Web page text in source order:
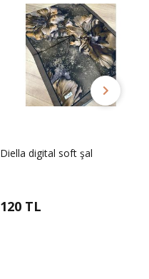
Diella digital soft şal
120 TL